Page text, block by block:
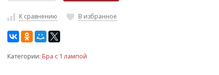
К сравнению В избранное
Категории: Бра с 1 лампой